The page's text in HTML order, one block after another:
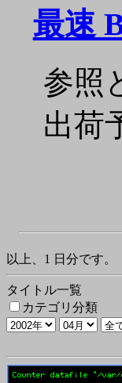
最速
参照
出荷
以上、1 日分です。
タイトル一覧
カテゴリ分類